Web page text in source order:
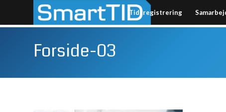
Tidsregistrering
Forside-03